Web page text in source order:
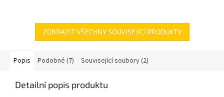
ZOBRAZIT VŠECHNY SOUVISEJÍCÍ PRODUKTY
Popis Podobné (7) Související soubory (2)
Detailní popis produktu